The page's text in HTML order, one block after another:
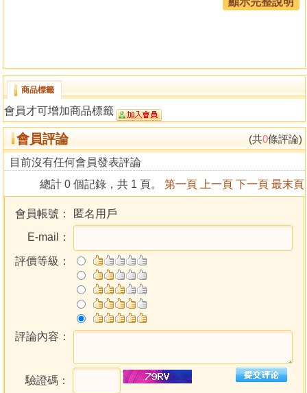
道教儀範全集總
編校 黃福全
目錄
初五晨朝奏科範
唵噂啼嚤呢噠哩吽口般吒眾唸咒
天經地緯日月銀河約四時行黃道紫垣萬像宗師諸天統御
中天大聖北斗江元宮廉貞大道星君
留災祥一如赤子萬聖至尊
天京本命元辰星君儲祥定命天尊
北斗天禽廉貞丹元尊帝皇上道君斗中神仙諸靈官眾
中天大聖北斗天禽廉貞丹元尊帝
九皇第五早朝奏科畢
商品標籤
會員才可增加商品標籤
會員評論 (共0條評論)
目前沒有任何會員發表評論
總計 0 個記錄，共 1 頁。 第一頁 上一頁 下一頁 最末頁
會員帳號：
匿名用戶
E-mail：
評價等級：
評論內容：
驗證碼：